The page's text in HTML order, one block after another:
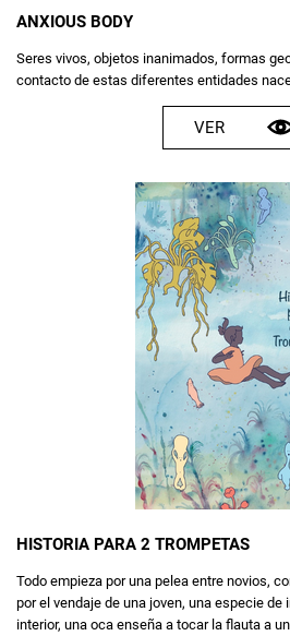
ANXIOUS BODY
Seres vivos, objetos inanimados, formas
contacto de estas diferentes entidades
VER
HISTORIA PARA 2 TROMPETAS
Todo empieza por una pelea entre novios,
por el vendaje de una joven, una especie de
interior, una oca enseña a tocar la flauta a